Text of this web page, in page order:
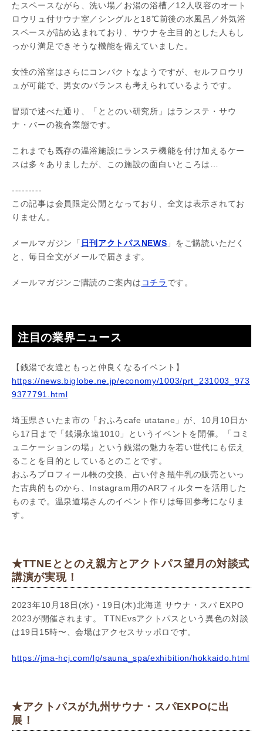
たスペースながら、洗い場／お湯の浴槽／12人収容のオート
ロウリュ付サウナ室／シングルと18℃前後の水風呂／外気浴
スペースが詰め込まれており、サウナを主目的とした人もし
っかり満足できそうな機能を備えていました。
女性の浴室はさらにコンパクトなようですが、セルフロウリ
ュが可能で、男女のバランスも考えられているようです。
冒頭で述べた通り、「ととのい研究所」はランステ・サウ
ナ・バーの複合業態です。
これまでも既存の温浴施設にランステ機能を付け加えるケー
スは多々ありましたが、この施設の面白いところは…
---------
この記事は会員限定公開となっており、全文は表示されてお
りません。
メールマガジン「 日刊アクトパスNEWS 」をご購読いただく
と、毎日全文がメールで届きます。
メールマガジンご購読のご案内は コチラ です。
注目の業界ニュース
【銭湯で友達ともっと仲良くなるイベント】
https://news.biglobe.ne.jp/economy/1003/prt_231003_973
9377791.html
埼玉県さいたま市の「おふろcafe utatane」が、10月10日か
ら17日まで「銭湯永遠1010」というイベントを開催。「コミ
ュニケーションの場」という銭湯の魅力を若い世代にも伝え
ることを目的としているとのことです。
おふろプロフィール帳の交換、占い付き瓶牛乳の販売といっ
た古典的ものから、Instagram用のARフィルターを活用した
ものまで。温泉道場さんのイベント作りは毎回参考になりま
す。
★TTNEととのえ親方とアクトパス望月の対談式
講演が実現！
2023年10月18日(水)・19日(木)北海道 サウナ・スパ EXPO
2023が開催されます。 TTNEvsアクトパスという異色の対談
は19日15時〜、会場はアクセスサッポロです。
https://jma-hcj.com/lp/sauna_spa/exhibition/hokkaido.html
★アクトパスが九州サウナ・スパEXPOに出
展！